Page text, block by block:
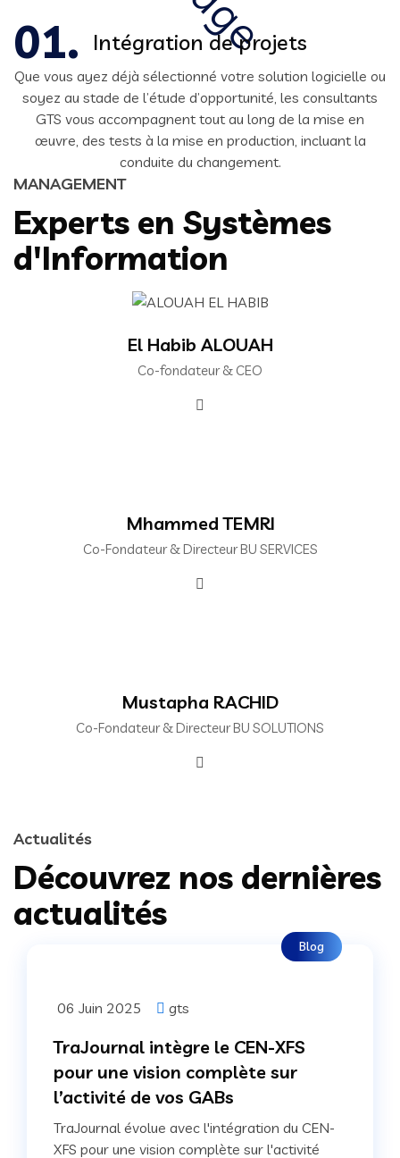
Intégration de projets
Que vous ayez déjà sélectionné votre solution logicielle ou
soyez au stade de l’étude d’opportunité, les consultants
GTS vous accompagnent tout au long de la mise en
œuvre, des tests à la mise en production, incluant la
conduite du changement.
MANAGEMENT
Experts en Systèmes
d'Information
El Habib ALOUAH
Co-fondateur & CEO
Mhammed TEMRI
Co-Fondateur & Directeur BU SERVICES
Mustapha RACHID
Co-Fondateur & Directeur BU SOLUTIONS
Actualités
Découvrez nos dernières
actualités
Blog
06 Juin 2025 gts
TraJournal intègre le CEN-XFS
pour une vision complète sur
l’activité de vos GABs
TraJournal évolue avec l'intégration du CEN-
XFS pour une vision complète sur l'activité